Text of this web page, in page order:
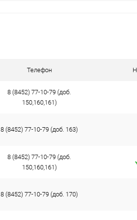
Телефон
8 (8452) 77-10-79 (доб.
150,160,161)
8 (8452) 77-10-79 (доб. 163)
8 (8452) 77-10-79 (доб.
150,160,161)
8 (8452) 77-10-79 (доб. 170)